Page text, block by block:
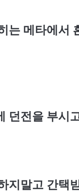
는 메타에서
던전을 부시
지말고 간택